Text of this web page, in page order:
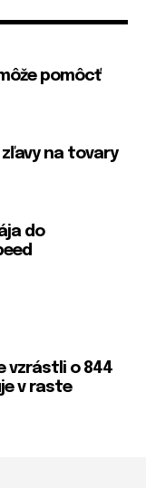
pomôcť
na tovary
do
vzrástli o 844
v raste